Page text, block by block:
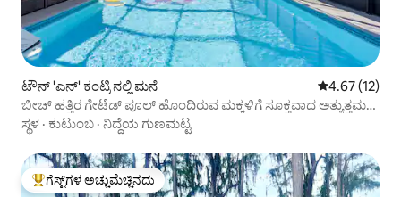
ಟೌನ್ 'ಎನ್' ಕಂಟ್ರಿ ನಲ್ಲಿ ಮನೆ 5 ರಲ್ಲಿ 4.67
4.67 (12)
ಬೀಚ್ ಹತ್ತಿರ ಗೇಟೆಡ್ ಪೂಲ್ ಹೊಂದಿರುವ ಮಕ್ಕಳಿಗೆ ಸೂಕ್ತವಾದ ಅತ್ಯುತ್ತಮ
ಮನೆ
ಸ್ಥಳ · ಕುಟುಂಬ · ನಿದ್ದೆಯ ಗುಣಮಟ್ಟ
ಗೆಸ್ಟ್‌ಗಳಿಗೆ ಅತಿ ಹೆಚ್ಚು ಅಚ್ಚುಮೆಚ್ಚಿನದು
ಗೆಸ್ಟ್‌ಗಳ ಅಚ್ಚುಮೆಚ್ಚಿನದು